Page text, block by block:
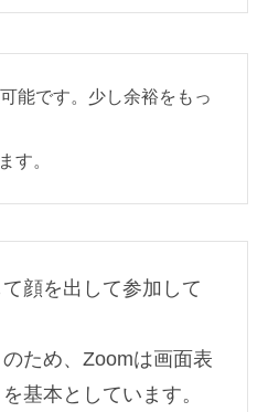
能です。少し余裕をもっ
す。
顔を出して参加して
のため、Zoomは画面表
基本としています。